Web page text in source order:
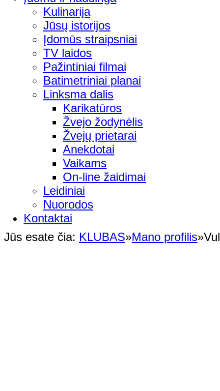
Kulinarija
Jūsų istorijos
Įdomūs straipsniai
TV laidos
Pažintiniai filmai
Batimetriniai planai
Linksma dalis
Karikatūros
Žvejo žodynėlis
Žvejų prietarai
Anekdotai
Vaikams
On-line žaidimai
Leidiniai
Nuorodos
Kontaktai
Jūs esate čia: KLUBAS»Mano profilis»